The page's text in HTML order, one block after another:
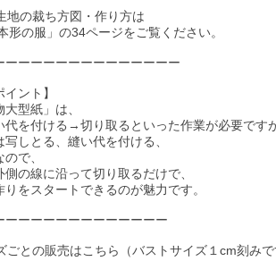
地の裁ち方図・作り方は
形の服」の34ページをご覧ください。
ーーーーーーーーーーーーーー
ント】
型紙」は、
を付ける→切り取るといった作業が必要ですが
写しとる、縫い代を付ける、
で、
の線に沿って切り取るだけで、
をスタートできるのが魅力です。
ーーーーーーーーーーーーー
ごとの販売はこちら（バストサイズ１cm刻みで